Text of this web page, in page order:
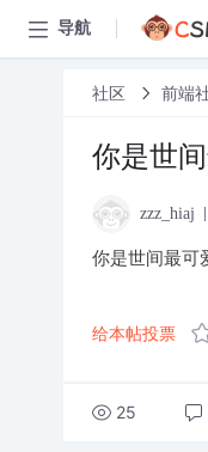
导航
社区 前端
你是世
zzz_hiaj
你是世间最可
给本帖投票
25